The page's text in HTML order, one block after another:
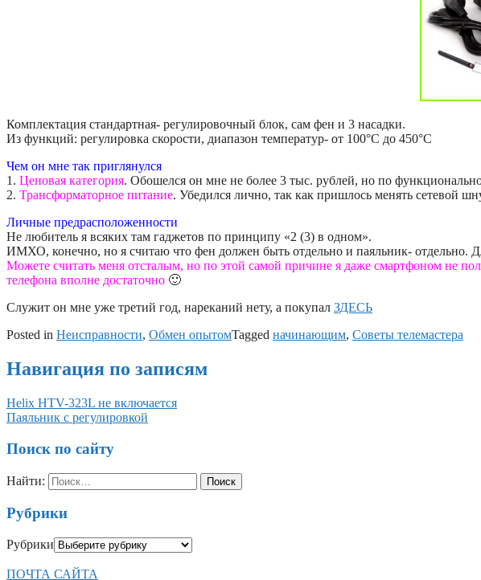
Комплектация стандартная- регулировочный блок, сам фен и 3 насадки.
Из функций: регулировка скорости, диапазон температур- от 100°С до 450°С
Чем он мне так приглянулся
1. Ценовая категория. Обошелся он мне не более 3 тыс. рублей, но по
2. Трансформаторное питание. Убедился лично, так как пришлось менять сетевой
Личные предрасположенности
Не любитель я всяких там гаджетов по принципу «2 (3) в одном».
ИМХО, конечно, но я считаю что фен должен быть отдельно и паяльник- отдельно.
Можете считать меня отсталым, но по этой самой причине я даже смартфоном не
телефона вполне достаточно 🙂
Служит он мне уже третий год, нареканий нету, а покупал ЗДЕСЬ
Posted in Неисправности, Обмен опытомTagged начинающим, Советы телемастера
Навигация по записям
Helix HTV-323L не включается
Паяльник с регулировкой
Поиск по сайту
Найти:
Рубрики
Рубрики
ПОЧТА САЙТА